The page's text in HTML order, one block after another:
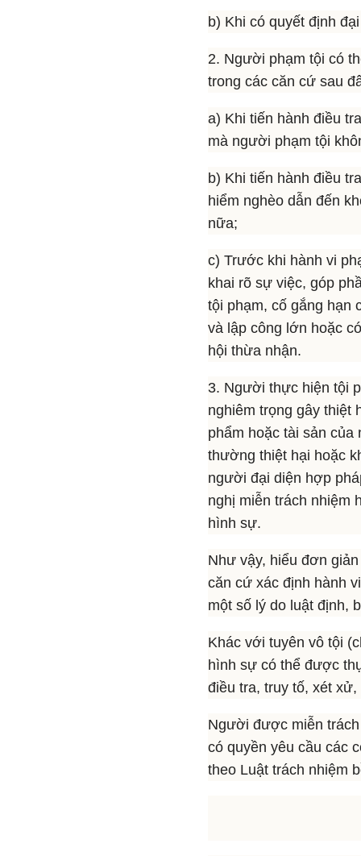
b) Khi có quyết định
2. Người phạm tội có
trong các căn cứ sau
a) Khi tiến hành điều
mà người phạm tội
b) Khi tiến hành điều
hiểm nghèo dẫn đến
nữa;
c) Trước khi hành vi
khai rõ sự việc, góp
tội phạm, cố gắng hạn
và lập công lớn hoặc
hội thừa nhận.
3. Người thực hiện tội
nghiêm trọng gây thiệt
phẩm hoặc tài sản
thường thiệt hại hoặc
người đại diện hợp
nghị miễn trách nhiệm
hình sự.
Như vậy, hiểu đơn
căn cứ xác định hành
một số lý do luật định,
Khác với tuyên vô tội
hình sự có thể được
điều tra, truy tố, xét xử,
Người được miễn
có quyền yêu cầu các
theo Luật trách nhiệm